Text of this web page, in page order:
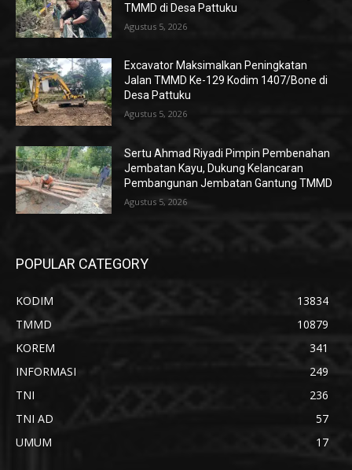
TMMD di Desa Pattuku
Agustus 5, 2026
Excavator Maksimalkan Peningkatan
Jalan TMMD Ke-129 Kodim 1407/Bone di
Desa Pattuku
Agustus 5, 2026
Sertu Ahmad Riyadi Pimpin Pembenahan
Jembatan Kayu, Dukung Kelancaran
Pembangunan Jembatan Gantung TMMD
Agustus 5, 2026
POPULAR CATEGORY
KODIM
13834
TMMD
10879
KOREM
341
INFORMASI
249
TNI
236
TNI AD
57
UMUM
17